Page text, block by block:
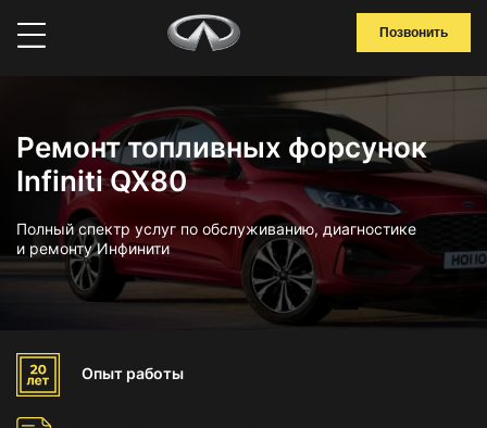
Позвонить
Ремонт топливных форсунок
Infiniti QX80
Полный спектр услуг по обслуживанию, диагностике
и ремонту Инфинити
Опыт работы